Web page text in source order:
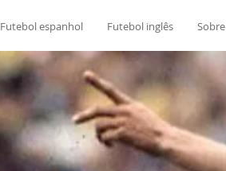
Futebol espanhol Futebol inglês Sobre